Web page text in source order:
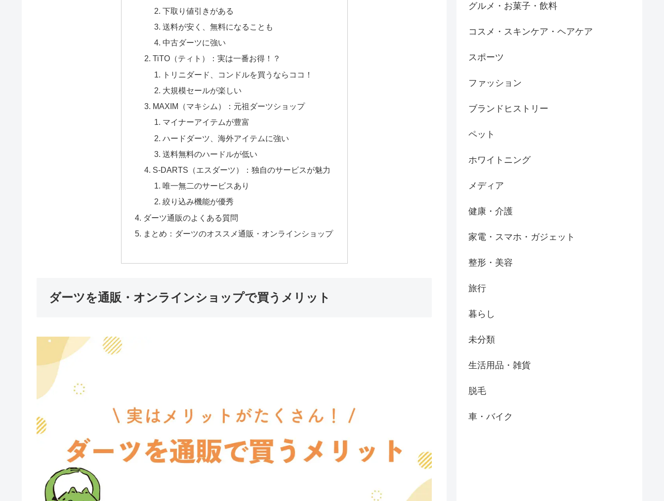
下取り値引きがある
送料が安く、無料になることも
中古ダーツに強い
TiTO（ティト）：実は一番お得！？
トリニダード、コンドルを買うならココ！
大規模セールが楽しい
MAXIM（マキシム）：元祖ダーツショップ
マイナーアイテムが豊富
ハードダーツ、海外アイテムに強い
送料無料のハードルが低い
S-DARTS（エスダーツ）：独自のサービスが魅力
唯一無二のサービスあり
絞り込み機能が優秀
ダーツ通販のよくある質問
まとめ：ダーツのオススメ通販・オンラインショップ
ダーツを通販・オンラインショップで買うメリット
グルメ・お菓子・飲料
コスメ・スキンケア・ヘアケア
スポーツ
ファッション
ブランドヒストリー
ペット
ホワイトニング
メディア
健康・介護
家電・スマホ・ガジェット
整形・美容
旅行
暮らし
未分類
生活用品・雑貨
脱毛
車・バイク